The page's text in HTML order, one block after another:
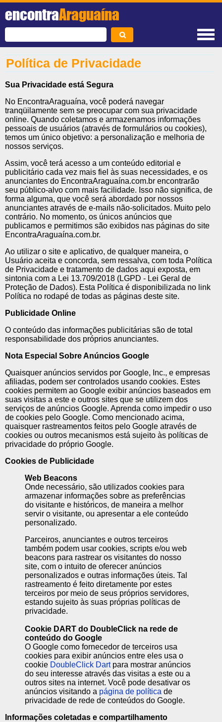
encontraAraguaína
Política de Privacidade
Sua Privacidade está Segura
No EncontraAraguaína, você poderá navegar
tranqüilamente sem se preocupar com sua privacidade
online. Quando coletamos e armazenamos informações
pessoais de usuários (através de formulários ou cookies),
temos um único objetivo: a personalização e melhoria de
nossos serviços.
Assim, você terá acesso a um conteúdo editorial e
publicitário cada vez mais fiel às suas necessidades, e os
anunciantes do EncontraAraguaína.com.br encontrarão
seu público-alvo com mais facilidade. Isso não significa, de
forma alguma, que você será abordado por nossos
anunciantes através de e-mails não-solicitados. Muito pelo
contrário. No momento, os únicos anúncios que
publicamos e permitimos são exibidos nas páginas do site
EncontraAraguaína.com.br.
Ao utilizar o site e aplicativo, de qualquer maneira, o
Usuário aceita e concorda, sem ressalva, com toda Política
de Privacidade e tratamento de dados aqui exposta, em
sintonia com a Lei 13.709/2018 (LGPD - Lei Geral de
Proteção de Dados). Esta Política é disponibilizada no link
Política no rodapé de todas as páginas deste site.
Publicidade Online
O conteúdo das informações publicitárias são de total
responsabilidade dos próprios anunciantes.
Nota Especial Sobre Anúncios Google
Quaisquer anúncios servidos por Google, Inc., e empresas
afiliadas, podem ser controlados usando cookies. Estes
cookies permitem ao Google exibir anúncios baseados em
suas visitas a este e outros sites que se utilizem dos
serviços de anúncios Google. Aprenda como impedir o uso
de cookies pelo Google. Como mencionado acima,
quaisquer rastreamentos feitos pelo Google através de
cookies ou outros mecanismos está sujeito às políticas de
privacidade do próprio Google.
Cookies de Publicidade
Web Beacons
Onde necessário, são utilizados cookies para
armazenar informações sobre as preferências
do visitante e históricos, de maneira a melhor
servir o visitante, ou apresentar a ele conteúdo
personalizado.
Parceiros, anunciantes e outros terceiros
também podem usar cookies, scripts e/ou web
beacons para rastrear os visitantes do nosso
site, com o intuito de oferecer anúncios
personalizados e outras informações úteis. Tal
rastreamento é feito diretamente por estes
terceiros por meio de seus próprios servidores,
estando sujeito às suas próprias políticas de
privacidade.
Cookie DART do DoubleClick na rede de
conteúdo do Google
O Google como fornecedor de terceiros usa
cookies para exibir anúncios entre eles usa o
cookie DoubleClick Dartpara mostrar anúncios
do seu interesse através das visitas a este ou a
outros sites na internet. Você pode desativar os
anúncios visitando a página de política de
privacidade de rede de conteúdos do Google.
Informações coletadas e compartilhamento